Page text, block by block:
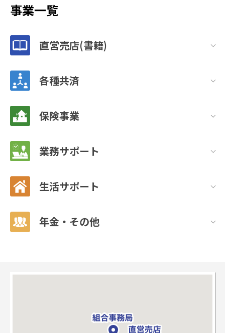
事業一覧
直営売店(書籍)
各種共済
保険事業
業務サポート
生活サポート
年金・その他